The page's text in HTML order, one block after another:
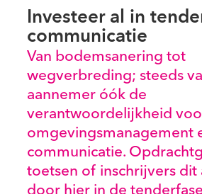
Investeer al in
communicatie
Van bodemsanering tot
wegverbreding; steeds
aannemer óók de
verantwoordelijkheid
omgevingsmanagement
communicatie.
toetsen of inschrijvers dit
door hier in de